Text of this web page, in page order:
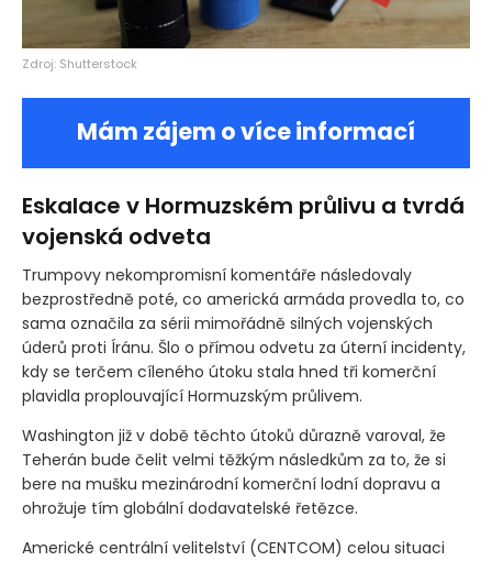
Zdroj: Shutterstock
Mám zájem o více informací
Eskalace v Hormuzském průlivu a tvrdá
vojenská odveta
Trumpovy nekompromisní komentáře následovaly
bezprostředně poté, co americká armáda provedla to, co
sama označila za sérii mimořádně silných vojenských
úderů proti Íránu. Šlo o přímou odvetu za úterní incidenty,
kdy se terčem cíleného útoku stala hned tři komerční
plavidla proplouvající Hormuzským průlivem.
Washington již v době těchto útoků důrazně varoval, že
Teherán bude čelit velmi těžkým následkům za to, že si
bere na mušku mezinárodní komerční lodní dopravu a
ohrožuje tím globální dodavatelské řetězce.
Americké centrální velitelství (CENTCOM) celou situaci